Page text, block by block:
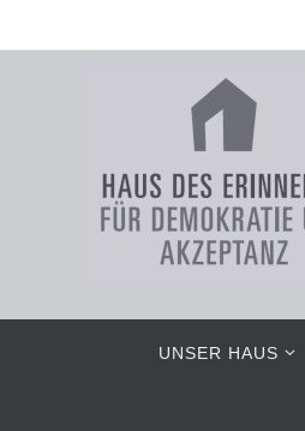
Inhalt
UNSER HAUS